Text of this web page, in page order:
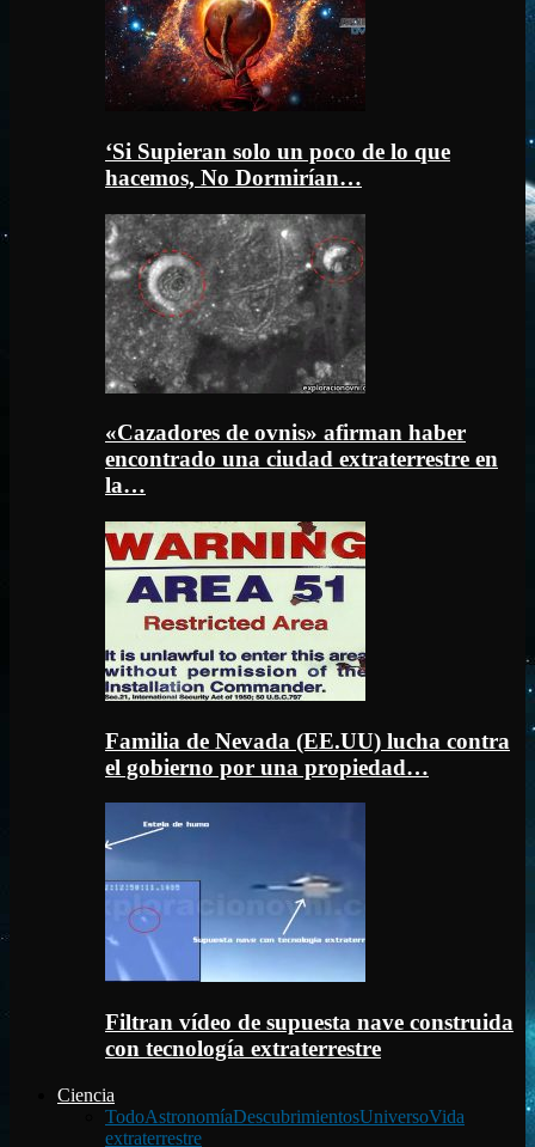
‘Si Supieran solo un poco de lo que
hacemos, No Dormirían…
«Cazadores de ovnis» afirman haber
encontrado una ciudad extraterrestre en
la…
Familia de Nevada (EE.UU) lucha contra
el gobierno por una propiedad…
Filtran vídeo de supuesta nave construida
con tecnología extraterrestre
Ciencia
TodoAstronomíaDescubrimientosUniversoVida
extraterrestre